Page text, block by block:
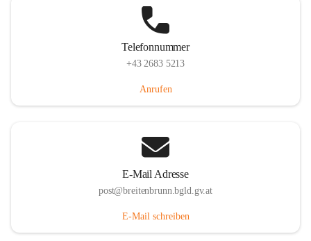
Telefonnummer
+43 2683 5213
Anrufen
E-Mail Adresse
post@breitenbrunn.bgld.gv.at
E-Mail schreiben